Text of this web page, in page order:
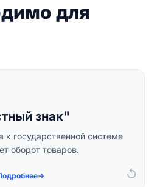
для
знак"
к государственной системе
оборот товаров.
→ ↺
вашу компанию и
запись под ключ.